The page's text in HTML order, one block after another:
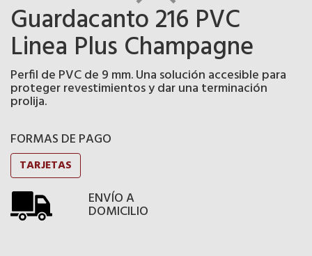
Guardacanto 216 PVC
Linea Plus Champagne
Perfil de PVC de 9 mm. Una solución accesible para
proteger revestimientos y dar una terminación
prolija.
FORMAS DE PAGO
TARJETAS
ENVÍO A
DOMICILIO